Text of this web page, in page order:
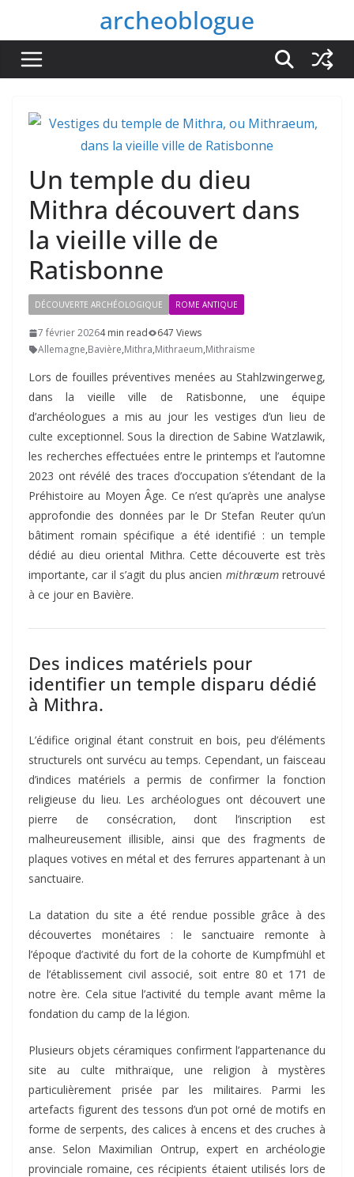
contenu
archeoblogue
Un temple du dieu
Mithra découvert dans
la vieille ville de
Ratisbonne
DÉCOUVERTE ARCHÉOLOGIQUE ROME ANTIQUE
7 février 20264 min read
647 Views
Allemagne,Bavière,Mithra,Mithraeum,Mithraïsme
Lors de fouilles préventives menées au Stahlzwingerweg,
dans la vieille ville de Ratisbonne, une équipe
d’archéologues a mis au jour les vestiges d’un lieu de
culte exceptionnel. Sous la direction de Sabine Watzlawik,
les recherches effectuées entre le printemps et l’automne
2023 ont révélé des traces d’occupation s’étendant de la
Préhistoire au Moyen Âge. Ce n’est qu’après une analyse
approfondie des données par le Dr Stefan Reuter qu’un
bâtiment romain spécifique a été identifié : un temple
dédié au dieu oriental Mithra. Cette découverte est très
importante, car il s’agit du plus ancien mithræum retrouvé
à ce jour en Bavière.
Des indices matériels pour
identifier un temple disparu dédié
à Mithra.
L’édifice original étant construit en bois, peu d’éléments
structurels ont survécu au temps. Cependant, un faisceau
d’indices matériels a permis de confirmer la fonction
religieuse du lieu. Les archéologues ont découvert une
pierre de consécration, dont l’inscription est
malheureusement illisible, ainsi que des fragments de
plaques votives en métal et des ferrures appartenant à un
sanctuaire.
La datation du site a été rendue possible grâce à des
découvertes monétaires : le sanctuaire remonte à
l’époque d’activité du fort de la cohorte de Kumpfmühl et
de l’établissement civil associé, soit entre 80 et 171 de
notre ère. Cela situe l’activité du temple avant même la
fondation du camp de la légion.
Plusieurs objets céramiques confirment l’appartenance du
site au culte mithraïque, une religion à mystères
particulièrement prisée par les militaires. Parmi les
artefacts figurent des tessons d’un pot orné de motifs en
forme de serpents, des calices à encens et des cruches à
anse. Selon Maximilian Ontrup, expert en archéologie
provinciale romaine, ces récipients étaient utilisés lors de